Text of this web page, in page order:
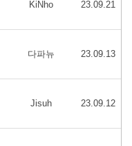
KiNho 23.09.21
다파뉴 23.09.13
Jisuh 23.09.12